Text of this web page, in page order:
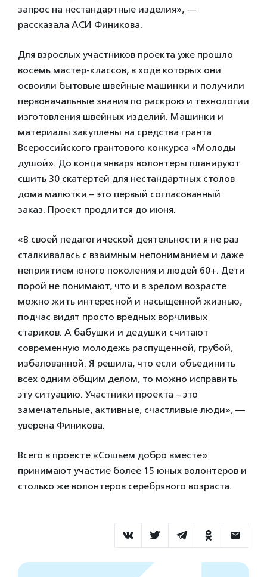
запрос на нестандартные изделия», —
рассказала АСИ Финикова.
Для взрослых участников проекта уже прошло
восемь мастер-классов, в ходе которых они
освоили бытовые швейные машинки и получили
первоначальные знания по раскрою и технологии
изготовления швейных изделий. Машинки и
материалы закуплены на средства гранта
Всероссийского грантового конкурса «Молоды
душой». До конца января волонтеры планируют
сшить 30 скатертей для нестандартных столов
дома малютки – это первый согласованный
заказ. Проект продлится до июня.
«В своей педагогической деятельности я не раз
сталкивалась с взаимным непониманием и даже
неприятием юного поколения и людей 60+. Дети
порой не понимают, что и в зрелом возрасте
можно жить интересной и насыщенной жизнью,
подчас видят просто вредных ворчливых
стариков. А бабушки и дедушки считают
современную молодежь распущенной, грубой,
избалованной. Я решила, что если объединить
всех одним общим делом, то можно исправить
эту ситуацию. Участники проекта – это
замечательные, активные, счастливые люди», —
уверена Финикова.
Всего в проекте «Сошьем добро вместе»
принимают участие более 15 юных волонтеров и
столько же волонтеров серебряного возраста.